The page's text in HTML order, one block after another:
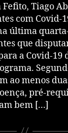
Tiago
com Covid-
última
que
a Covid-19
ao menos
pré-
bem […]